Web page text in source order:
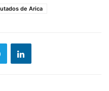
de Arica